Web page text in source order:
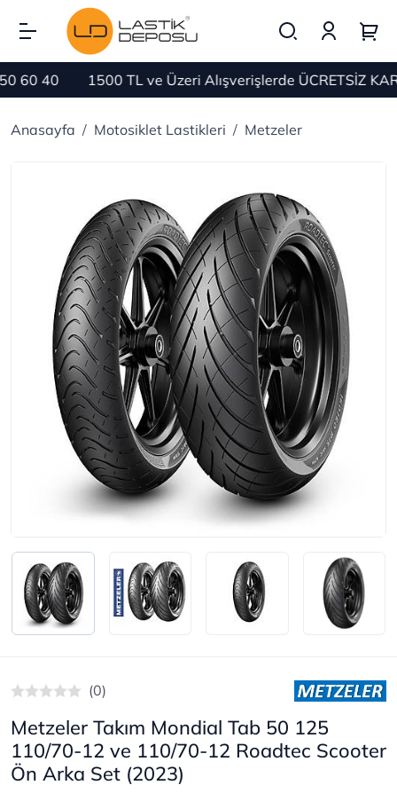
1500 TL ve Üzeri Alışverişlerde ÜCRETSİZ KARGO
Anasayfa Motosiklet Lastikleri Metzeler
(0)
Metzeler Takım Mondial Tab 50 125
110/70-12 ve 110/70-12 Roadtec Scooter
Ön Arka Set (2023)